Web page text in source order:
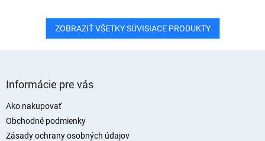
ZOBRAZIŤ VŠETKY SÚVISIACE PRODUKTY
Informácie pre vás
Ako nakupovať
Obchodné podmienky
Zásady ochrany osobných údajov